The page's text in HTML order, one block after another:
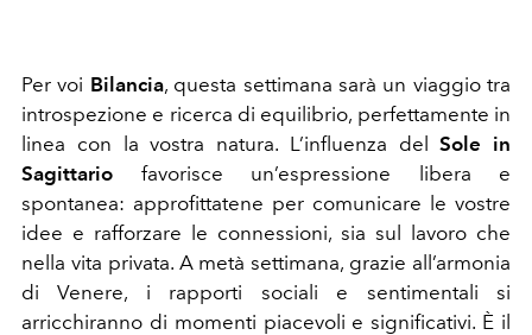
Per voi Bilancia, questa settimana sarà un viaggio tra
introspezione e ricerca di equilibrio, perfettamente in
linea con la vostra natura. L’influenza delSole in
Sagittario favorisce un’espressione libera e
spontanea: approfittatene per comunicare le vostre
idee e rafforzare le connessioni, sia sul lavoro che
nella vita privata. A metà settimana, grazie all’armonia
di Venere, i rapporti sociali e sentimentali si
arricchiranno di momenti piacevoli e significativi. È il